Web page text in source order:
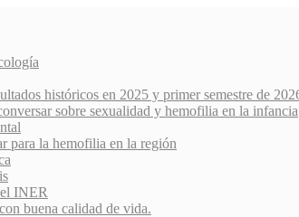
históricos en 2025 y primer semestre de
sobre sexualidad y hemofilia en la infancia
para la hemofilia en la región
INER
buena calidad de vida.